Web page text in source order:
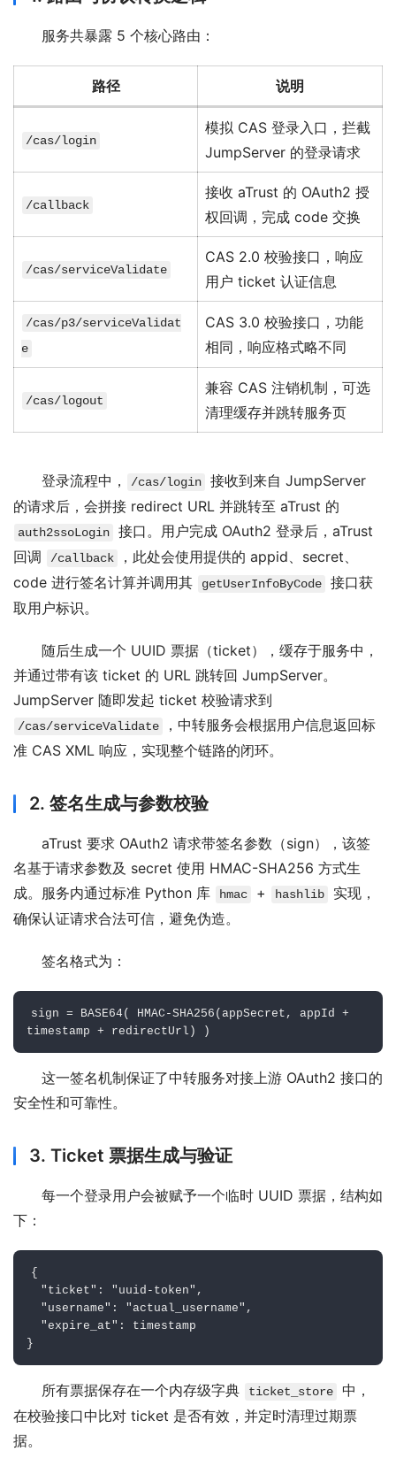
服务共暴露 5 个核心路由：
路径 说明
/cas/login
模拟 CAS 登录入口，拦截
JumpServer 的登录请求
/callback
接收 aTrust 的 OAuth2 授
权回调，完成 code 交换
/cas/serviceValidate
CAS 2.0 校验接口，响应
用户 ticket 认证信息
/cas/p3/serviceValidat
e
CAS 3.0 校验接口，功能
相同，响应格式略不同
/cas/logout
兼容 CAS 注销机制，可选
清理缓存并跳转服务页
登录流程中， /cas/login
接收到来自 JumpServer
auth2ssoLogin
接口。用户完成 OAuth2 登录后，aTrust
回调
/callback
，此处会使用提供的 appid、secret、
code 进行签名计算并调用其
getUserInfoByCode
接口获
取用户标识。
随后生成一个 UUID 票据（ticket），缓存于服务中，
并通过带有该 ticket 的 URL 跳转回 JumpServer。
/cas/serviceValidate
，中转服务会根据用户信息返回标
准 CAS XML 响应，实现整个链路的闭环。
2. 签名生成与参数校验
aTrust 要求 OAuth2 请求带签名参数（sign），该签
名基于请求参数及 secret 使用 HMAC-SHA256 方式生
成。服务内通过标准 Python 库
hmac + hashlib
实现，
确保认证请求合法可信，避免伪造。
签名格式为：
sign = BASE64( HMAC-SHA256(appSecret, appId +
timestamp + redirectUrl) )
这一签名机制保证了中转服务对接上游 OAuth2 接口的
安全性和可靠性。
3. Ticket 票据生成与验证
每一个登录用户会被赋予一个临时 UUID 票据，结构如
下：
{
  "ticket": "uuid-token",
  "username": "actual_username",
  "expire_at": timestamp
}
所有票据保存在一个内存级字典 ticket_store
中，
在校验接口中比对 ticket 是否有效，并定时清理过期票
据。